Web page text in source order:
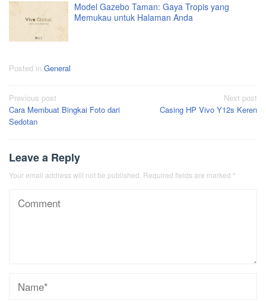
Model Gazebo Taman: Gaya Tropis yang
Memukau untuk Halaman Anda
Posted in General
Post
navigation
Previous post
Cara Membuat Bingkai Foto dari
Sedotan
Next post
Casing HP Vivo Y12s Keren
Leave a Reply
Your email address will not be published. Required fields are marked *